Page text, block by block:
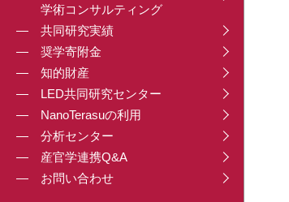
学術コンサルティング
共同研究実績
奨学寄附金
知的財産
LED共同研究センター
NanoTerasuの利用
分析センター
産官学連携Q&A
お問い合わせ